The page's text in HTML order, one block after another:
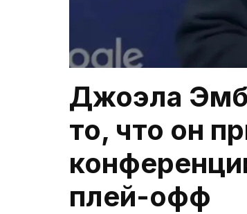
Джоэла
то, что он
плей-офф